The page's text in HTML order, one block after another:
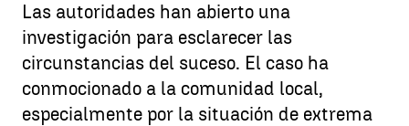
Las autoridades han abierto una
investigación para esclarecer las
circunstancias del suceso. El caso ha
conmocionado a la comunidad local,
especialmente por la situación de extrema